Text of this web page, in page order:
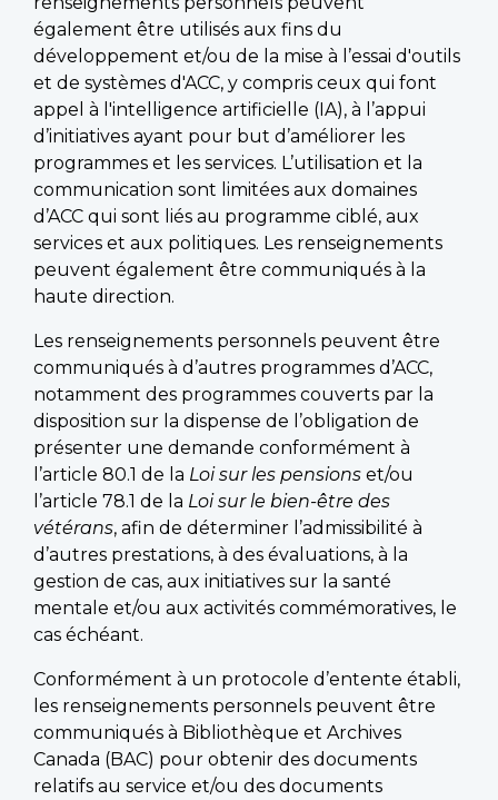
également être utilisés aux fins du
développement et/ou de la mise à l’essai d'outils
et de systèmes d'ACC, y compris ceux qui font
appel à l'intelligence artificielle (IA), à l’appui
d’initiatives ayant pour but d’améliorer les
programmes et les services. L’utilisation et la
communication sont limitées aux domaines
d’ACC qui sont liés au programme ciblé, aux
services et aux politiques. Les renseignements
peuvent également être communiqués à la
haute direction.
Les renseignements personnels peuvent être
communiqués à d’autres programmes d’ACC,
notamment des programmes couverts par la
disposition sur la dispense de l’obligation de
présenter une demande conformément à
l’article 80.1 de la Loi sur les pensions et/ou
l’article 78.1 de la Loi sur le bien-être des
vétérans, afin de déterminer l’admissibilité à
d’autres prestations, à des évaluations, à la
gestion de cas, aux initiatives sur la santé
mentale et/ou aux activités commémoratives, le
cas échéant.
Conformément à un protocole d’entente établi,
les renseignements personnels peuvent être
communiqués à Bibliothèque et Archives
Canada (BAC) pour obtenir des documents
relatifs au service et/ou des documents